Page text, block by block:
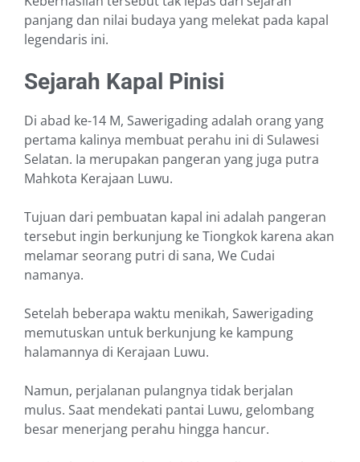
panjang dan nilai budaya yang melekat pada kapal
legendaris ini.
Sejarah Kapal Pinisi
Di abad ke-14 M, Sawerigading adalah orang yang
pertama kalinya membuat perahu ini di Sulawesi
Selatan. Ia merupakan pangeran yang juga putra
Mahkota Kerajaan Luwu.
Tujuan dari pembuatan kapal ini adalah pangeran
tersebut ingin berkunjung ke Tiongkok karena akan
melamar seorang putri di sana, We Cudai
namanya.
Setelah beberapa waktu menikah, Sawerigading
memutuskan untuk berkunjung ke kampung
halamannya di Kerajaan Luwu.
Namun, perjalanan pulangnya tidak berjalan
mulus. Saat mendekati pantai Luwu, gelombang
besar menerjang perahu hingga hancur.